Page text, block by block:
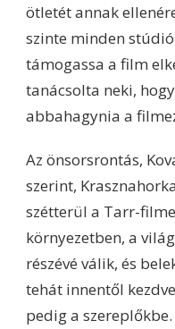
ötletét annak
szinte minden
támogassa a film
tanácsolta neki,
abbahagynia a
Az önsorsrontás,
szerint,
szétterül a Tarr-
környezetben, a
részévé válik, és
tehát innentől
pedig a